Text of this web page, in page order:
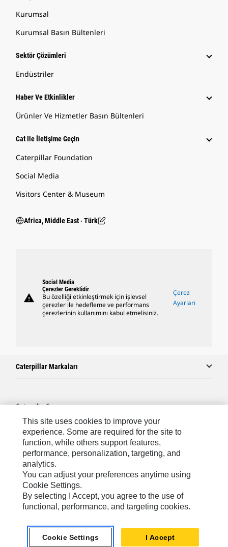
Kurumsal
Kurumsal Basın Bültenleri
Sektör Çözümleri
Endüstriler
Haber Ve Etkinlikler
Ürünler Ve Hizmetler Basın Bültenleri
Cat Ile İletişime Geçin
Caterpillar Foundation
Social Media
Visitors Center & Museum
Africa, Middle East ‧ Türk
warning
Social Media
Çerezler Gereklidir
Bu özelliği etkinleştirmek için işlevsel
çerezler ile hedefleme ve performans
çerezlerinin kullanımını kabul etmelisiniz.
Çerez
Ayarları
Caterpillar Markaları
Caterpillar.com
Caterpillar Müşteri Hizmetleri Ve Iletişim
Site Haritası
Cookie Settings
Yasal
Gizlilik
Africa, Middle East ‧ Türk © 2026 Caterpillar. Tüm Hakları Saklıdır.
This site uses cookies to improve your
experience. Some are required for the site to
function, while others support features,
performance, personalization, targeting, and
analytics.
You can adjust your preferences anytime using
Cookie Settings.
By selecting I Accept, you agree to the use of
functional, performance, and targeting cookies.
Cookie Settings I Accept